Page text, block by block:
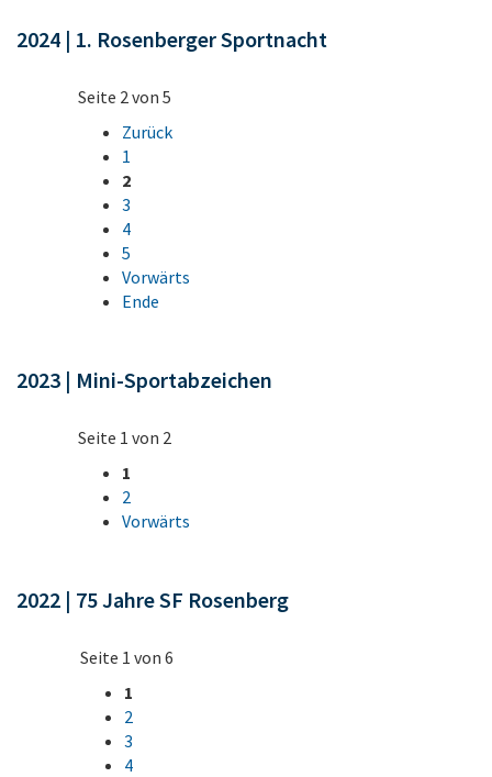
2024 | 1. Rosenberger Sportnacht
Seite 2 von 5
Zurück
1
2
3
4
5
Vorwärts
Ende
2023 | Mini-Sportabzeichen
Seite 1 von 2
1
2
Vorwärts
2022 | 75 Jahre SF Rosenberg
Seite 1 von 6
1
2
3
4